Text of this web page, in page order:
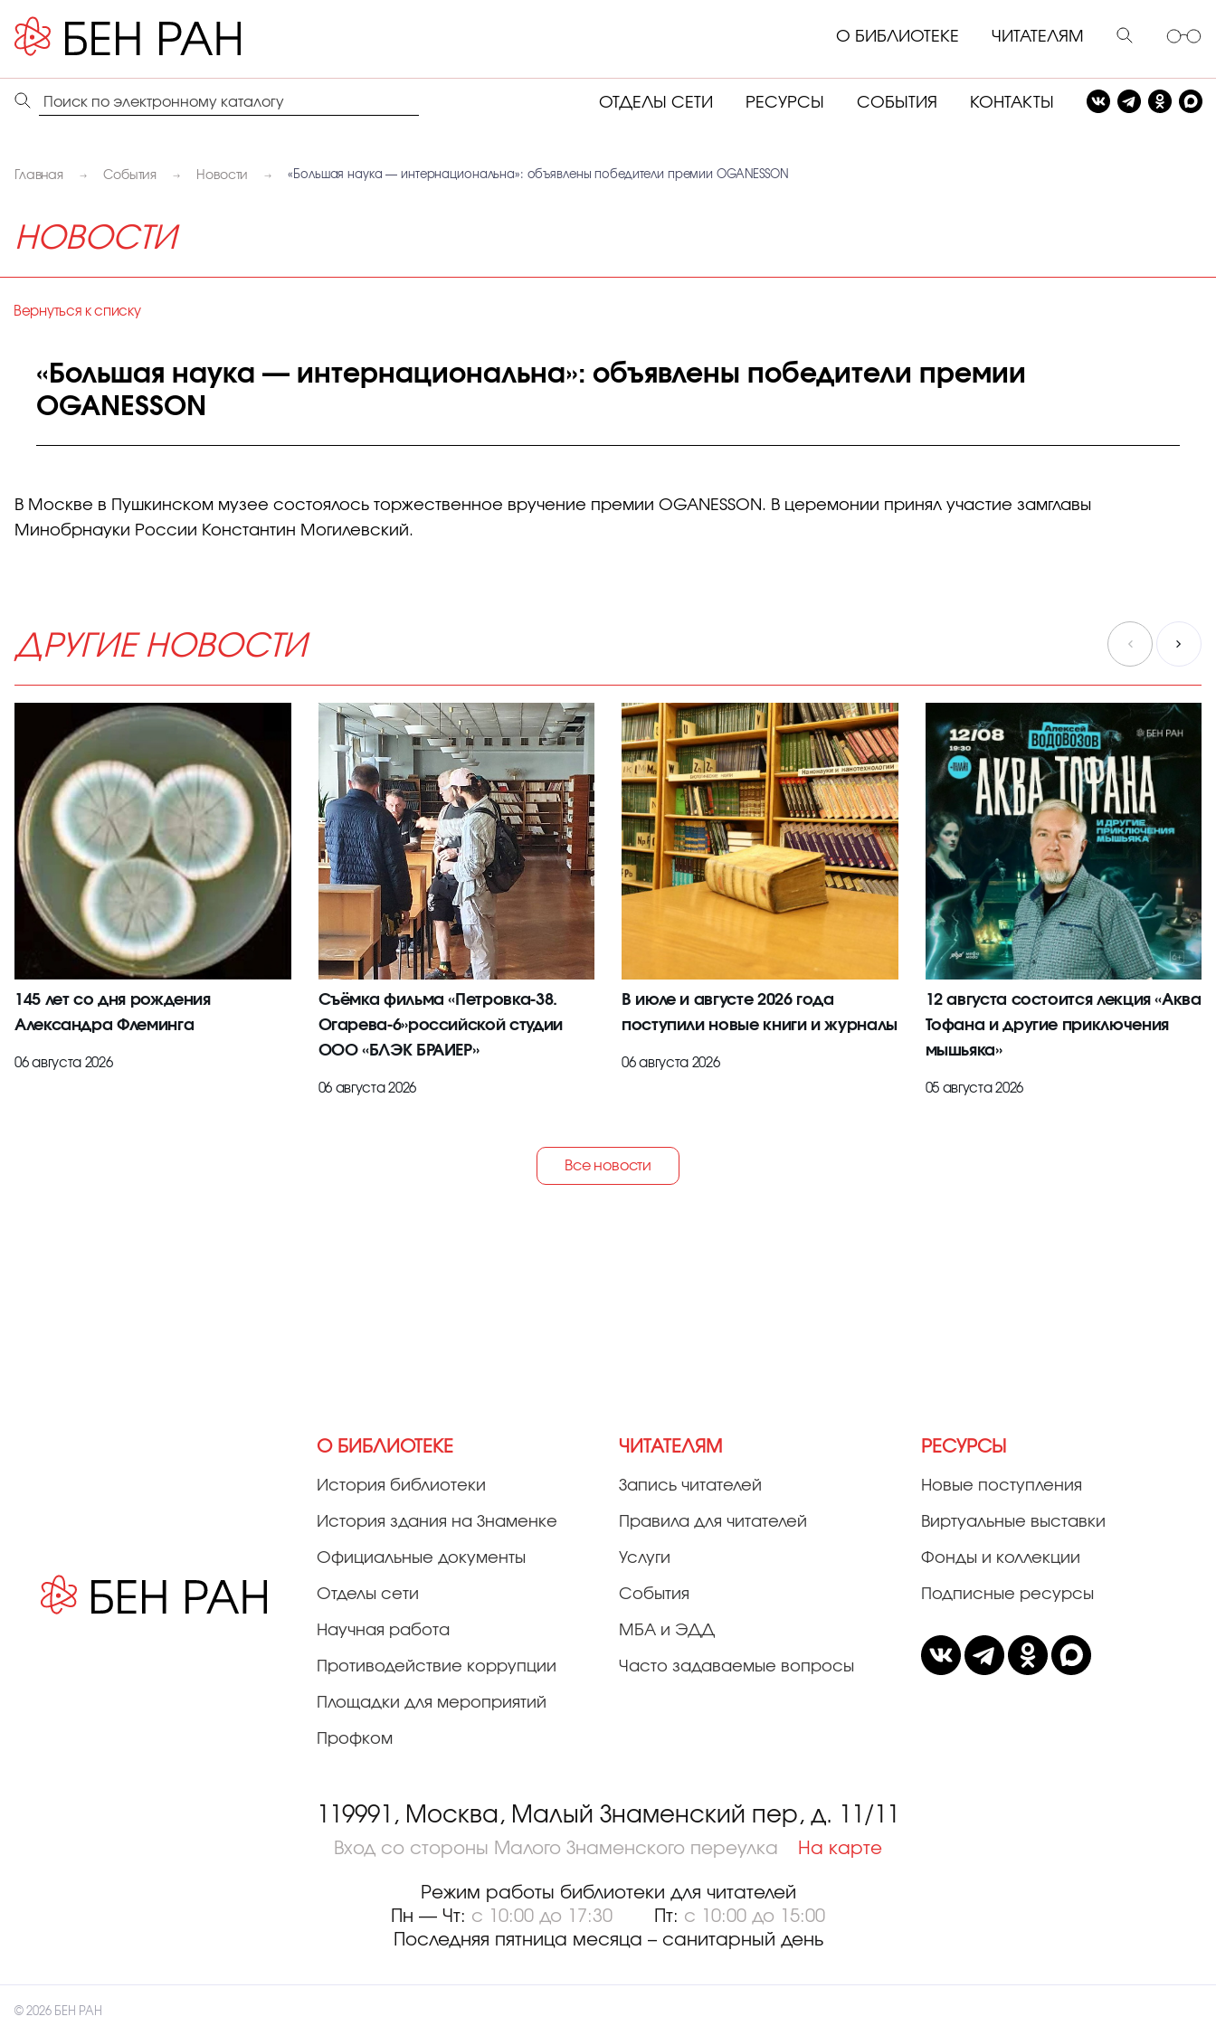
О БИБЛИОТЕКЕ ЧИТАТЕЛЯМ
ОТДЕЛЫ СЕТИ РЕСУРСЫ СОБЫТИЯ КОНТАКТЫ
Главная События Новости «Большая наука — интернациональна»: объявлены победители премии OGANESSON
НОВОСТИ
Вернуться к списку
«Большая наука — интернациональна»: объявлены победители премии
OGANESSON
В Москве в Пушкинском музее состоялось торжественное вручение премии OGANESSON. В церемонии принял участие замглавы
Минобрнауки России Константин Могилевский.
ДРУГИЕ НОВОСТИ
145 лет со дня рождения
Александра Флеминга
06 августа 2026
Съёмка фильма «Петровка-38.
Огарева-6»российской студии
ООО «БЛЭК БРАИЕР»
06 августа 2026
В июле и августе 2026 года
поступили новые книги и журналы
06 августа 2026
12 августа состоится лекция «Аква
Тофана и другие приключения
мышьяка»
05 августа 2026
Все новости
О БИБЛИОТЕКЕ
История библиотеки
История здания на Знаменке
Официальные документы
Отделы сети
Научная работа
Противодействие коррупции
Площадки для мероприятий
Профком
ЧИТАТЕЛЯМ
Запись читателей
Правила для читателей
Услуги
События
МБА и ЭДД
Часто задаваемые вопросы
РЕСУРСЫ
Новые поступления
Виртуальные выставки
Фонды и коллекции
Подписные ресурсы
119991, Москва, Малый Знаменский пер, д. 11/11
Вход со стороны Малого Знаменского переулка На карте
Режим работы библиотеки для читателей
Пн — Чт: с 10:00 до 17:30 Пт: с 10:00 до 15:00
Последняя пятница месяца – санитарный день
© 2026 БЕН РАН